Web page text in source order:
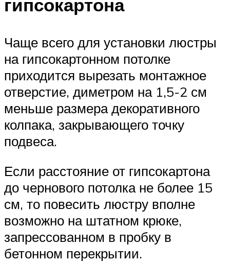
Чаще всего для установки люстры
на гипсокартонном потолке
приходится вырезать монтажное
отверстие, диметром на 1,5-2 см
меньше размера декоративного
колпака, закрывающего точку
подвеса.
Если расстояние от гипсокартона
до чернового потолка не более 15
см, то повесить люстру вполне
возможно на штатном крюке,
запрессованном в пробку в
бетонном перекрытии.